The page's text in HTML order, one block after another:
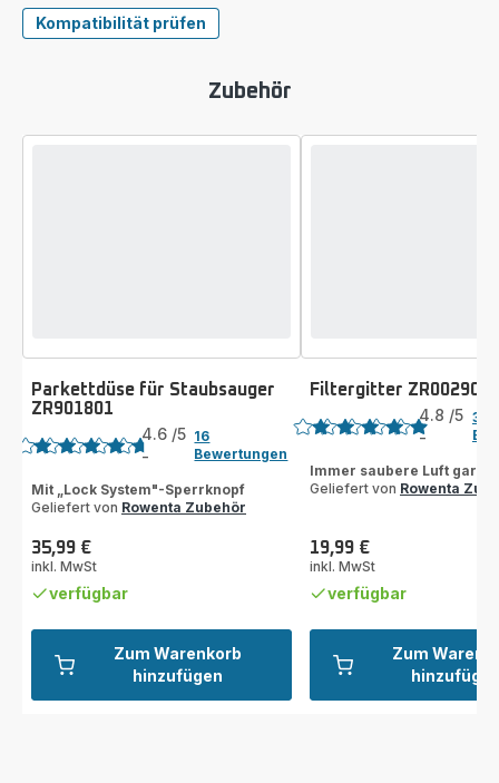
Kompatibilität prüfen
Zubehör
Zum Warenkorb
hinzufügen
Parkettdüse für Staubsauger
ZR901801
Bewertung
4.6 /5
-
16
Bewertungen
Mit „Lock System"-Sperrknopf
Geliefert von Rowenta Zubehör
Preis
35,99 €
inkl. MwSt
verfügbar
Zum
Filtergitter ZR002901
Bewertung
4.8 /5
-
38
Immer saubere Luft
Geliefert von Rowenta
Preis
19,99 €
inkl. MwSt
verfügbar